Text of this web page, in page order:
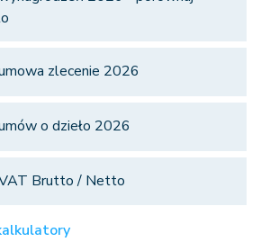
zlecenie 2026
o dzieło 2026
Brutto / Netto